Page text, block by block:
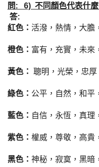
問: 6) 不同顏色代表什麼
答:
紅色： 活潑，熱情，大膽
橙色： 富有，充實，未來
黃色： 聰明，光榮，忠
綠色： 公平，自然，和平
藍色： 自信，永恆，真理
紫色： 權威，尊敬，高貴
黑色： 神秘，寂寞，黑暗